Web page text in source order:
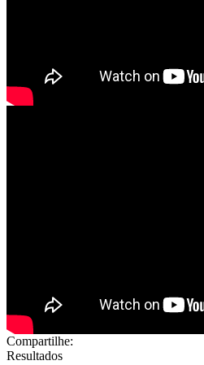
Compartilhe:
Resultados